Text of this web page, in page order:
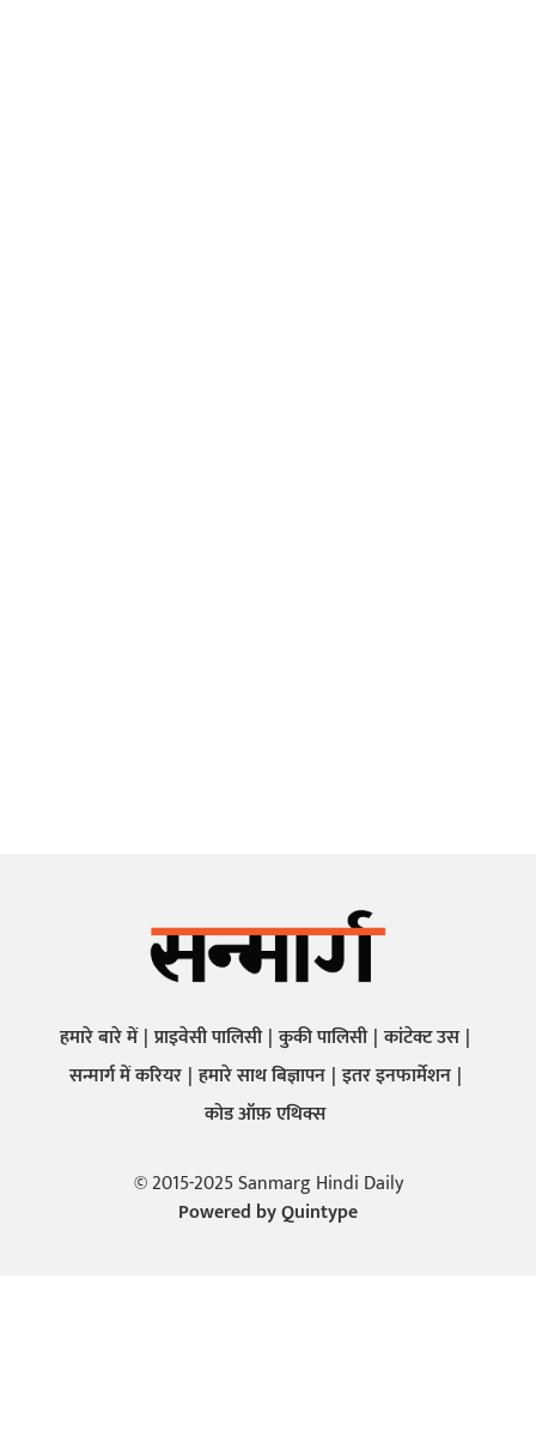
हमारे बारे में प्राइवेसी पालिसी कुकी पालिसी कांटेक्ट उस
सन्मार्ग में करियर हमारे साथ बिज्ञापन इतर इनफार्मेशन
कोड ऑफ़ एथिक्स
© 2015-2025 Sanmarg Hindi Daily
Powered byQuintype